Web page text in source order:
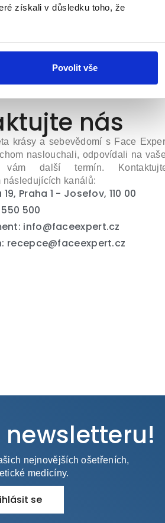
získali v důsledku toho, že
Povolit vše
nás
krásy a sebevědomí s Face
naslouchali, odpovídali na
další termín.
následujících kanálů:
Praha 1 - Josefov, 110 00
500
info@faceexpert.cz
recepce@faceexpert.cz
nejnovějších ošetřeních,
medicíny.
se